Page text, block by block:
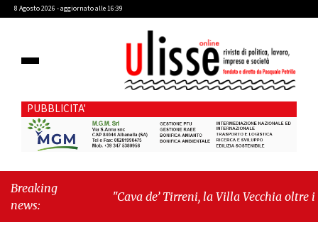
8 Agosto 2026 - aggiornato alle 16:39
PUBBLICITA'
Breaking
news:
"Cava de’ Tirreni, la Villa Vecchia oltre i